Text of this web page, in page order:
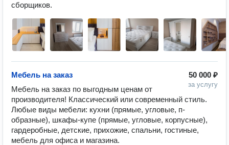
50 000 ₽
за услугу
Мебель на заказ
Мебель на заказ по выгодным ценам от
производителя! Классический или современный стиль.
Любые виды мебели: кухни (прямые, угловые, п-
образные), шкафы-купе (прямые, угловые, корпусные),
гардеробные, детские, прихожие, спальни, гостиные,
мебель для офиса и магазина.